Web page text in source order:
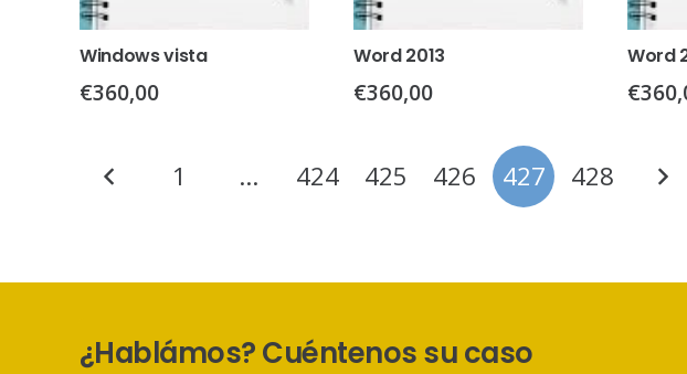
Windows vista
€360,00
Word 2013
€360,00
Word
€
Paginación
de
1 … 424 425 426 427 428
¿Hablámos? Cuéntenos su caso